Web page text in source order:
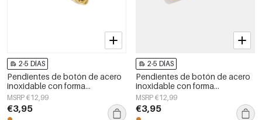
2-5 DÍAS
Pendientes de botón de acero
inoxidable con forma
geométrica, sencillos, de la
serie Daily Simple, joyería para
mujer.
MSRP €12,99
€3,95
2-5 DÍAS
Pendientes de botón de acero
inoxidable con forma
geométrica, sencillos, de la
serie Daily Simple, joyería para
mujer.
MSRP €12,99
€3,95